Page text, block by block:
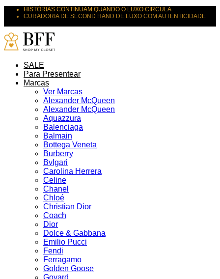
HISTÓRIAS CONTINUAM QUANDO O LUXO CIRCULA
CURADORIA DE SECOND HAND DE LUXO COM AUTENTICIDADE
SALE
Para Presentear
Marcas
Ver Marcas
Alexander McQueen
Alexander McQueen
Aquazzura
Balenciaga
Balmain
Bottega Veneta
Burberry
Bvlgari
Carolina Herrera
Celine
Chanel
Chloé
Christian Dior
Coach
Dior
Dolce & Gabbana
Emilio Pucci
Fendi
Ferragamo
Golden Goose
Goyard